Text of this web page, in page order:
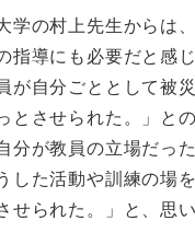
の村上先生からは
指導にも必要だと感
が自分ごととして被
とさせられた。」と
が教員の立場だっ
した活動や訓練の場
せられた。」と、思